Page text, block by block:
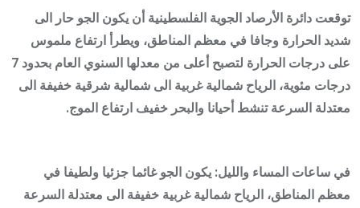
توقعت دائرة الأرصاد الجوية الفلسطينية أن يكون الجو حار الى
شديد الحرارة وجافا في معظم المناطق، ويطرأ ارتفاع ملموس
على درجات الحرارة لتصبح أعلى من معدلها السنوي العام بحدود 7
درجات مئوية، الرياح شمالية غربية الى شمالية شرقية خفيفة الى
معتدلة السرعة تنشط أحيانا والبحر خفيف ارتفاع الموج.
في ساعات المساء والليل: يكون الجو غائما جزئيا ولطيفا في
معظم المناطق، الرياح شمالية غربية خفيفة الى معتدلة السرعة